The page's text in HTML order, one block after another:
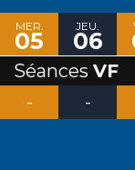
MER.
05
JEU.
06
Séances VF
-
-